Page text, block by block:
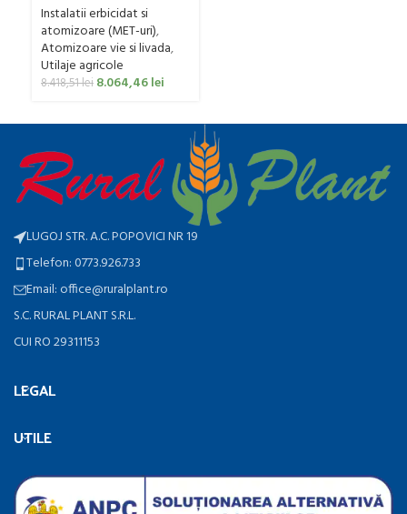
Bufer, model Ronda
Clasic, 200 litri
Instalatii erbicidat si
atomizoare (MET-uri),
Atomizoare vie si livada,
Utilaje agricole
8.418,51lei 8.064,46lei
LUGOJ STR. A.C. POPOVICI NR 19
Telefon: 0773.926.733
Email: office@ruralplant.ro
S.C. RURAL PLANT S.R.L.
CUI RO 29311153
LEGAL
UTILE